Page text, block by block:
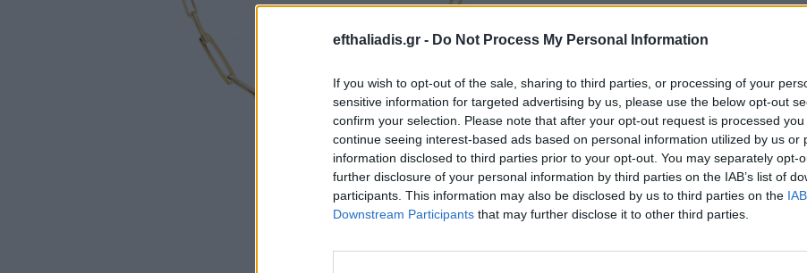
efthaliadis.gr - Do Not Process My Personal Information
If you wish to opt-out of the sale, sharing to third parties, or processing of your
sensitive information for targeted advertising by us, please use the below opt-out
confirm your selection. Please note that after your opt-out request is processed you
continue seeing interest-based ads based on personal information utilized by us or
information disclosed to third parties prior to your opt-out. You may separately opt-
further disclosure of your personal information by third parties on the IAB’s list of
participants. This information may also be disclosed by us to third parties on the
Downstream Participants that may further disclose it to other third parties.